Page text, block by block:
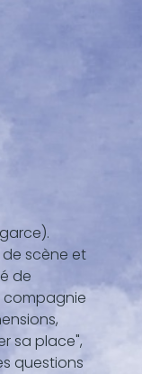
scène et
de
compagnie
sa place",
questions